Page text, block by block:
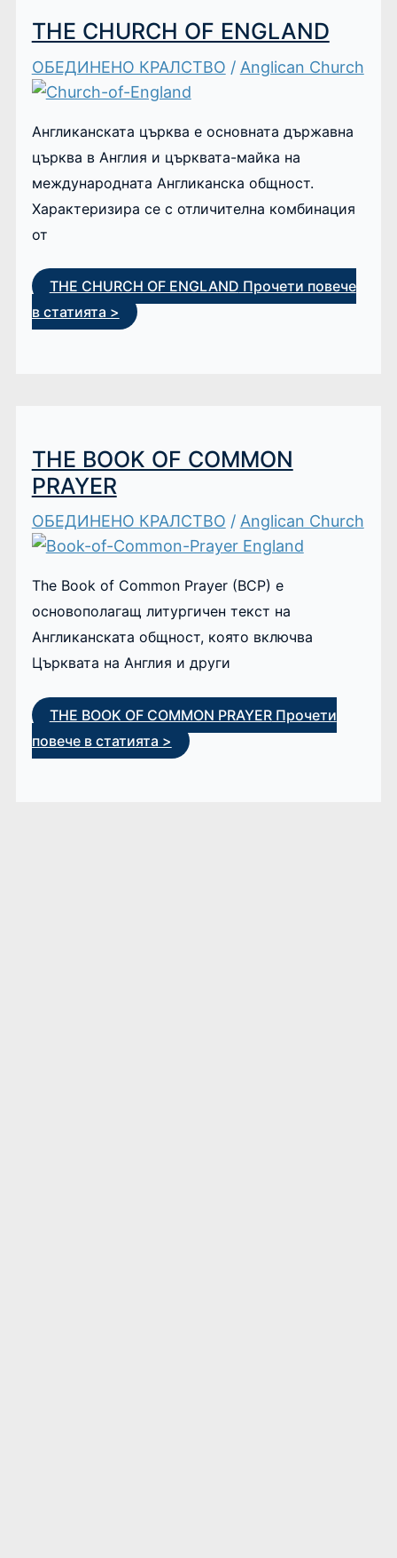
THE CHURCH OF ENGLAND
ОБЕДИНЕНО КРАЛСТВО / Anglican Church
Англиканската църква е основната държавна
църква в Англия и църквата-майка на
международната Англиканска общност.
Характеризира се с отличителна комбинация
от
THE CHURCH OF ENGLAND Прочети повече
в статията >
THE BOOK OF COMMON
PRAYER
ОБЕДИНЕНО КРАЛСТВО / Anglican Church
The Book of Common Prayer (BCP) е
основополагащ литургичен текст на
Англиканската общност, която включва
Църквата на Англия и други
THE BOOK OF COMMON PRAYERПрочети
повече в статията >